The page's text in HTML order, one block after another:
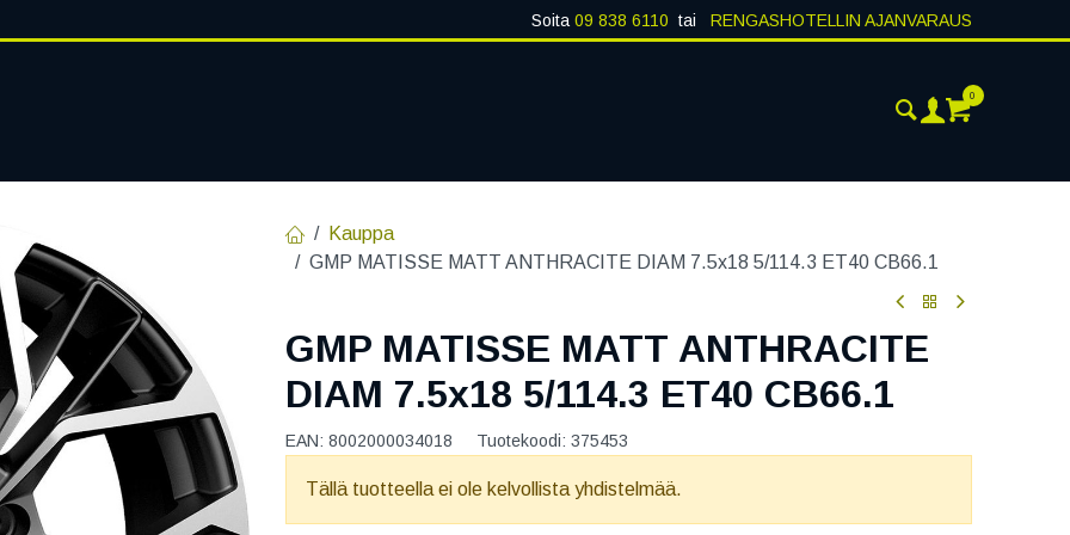
Soita 09 838 6110 tai RENGASHOTELLIN AJANVARAUS
0
Kauppa
GMP MATISSE MATT ANTHRACITE DIAM 7.5x18 5/114.3 ET40 CB66.1
GMP MATISSE MATT ANTHRACITE
DIAM 7.5x18 5/114.3 ET40 CB66.1
EAN: 8002000034018 Tuotekoodi: 375453
Tällä tuotteella ei ole kelvollista yhdistelmää.